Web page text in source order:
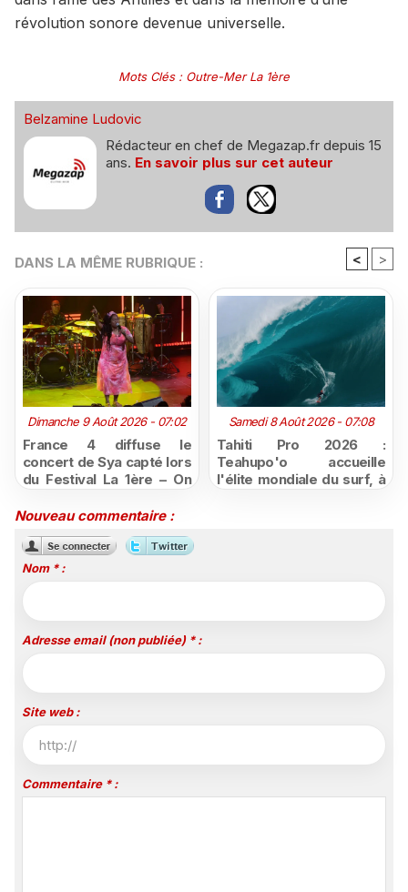
révolution sonore devenue universelle.
Mots Clés: Outre-Mer La 1ère
Belzamine Ludovic
Rédacteur en chef de Megazap.fr depuis 15
ans. En savoir plus sur cet auteur
DANS LA MÊME RUBRIQUE : < >
Dimanche 9 Août 2026 - 07:02
France 4 diffuse le
concert de Sya capté lors
du Festival La 1ère – On
Samedi 8 Août 2026 - 07:08
Tahiti Pro 2026 :
Teahupo'o accueille
l'élite mondiale du surf, à
Nouveau commentaire :
Nom * :
Adresse email (non publiée) * :
Site web :
Commentaire * :